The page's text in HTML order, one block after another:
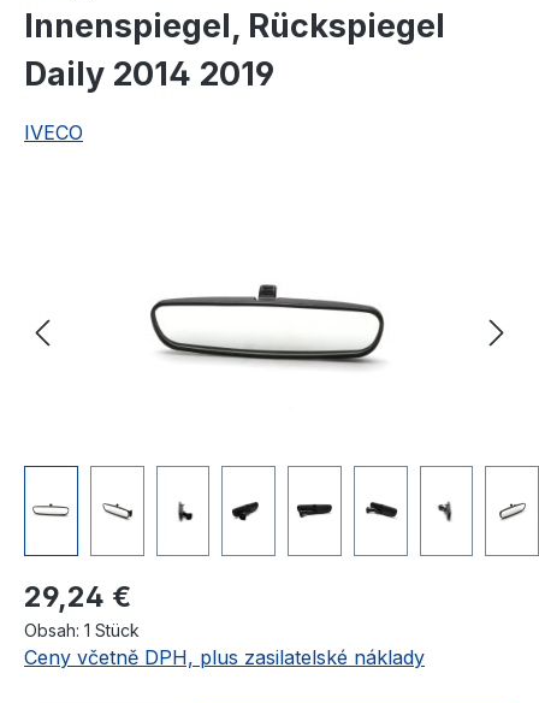
Innenspiegel, Rückspiegel
Daily 2014 2019
IVECO
Běžná cena:
29,24 €
Obsah: 1 Stück
Ceny včetně DPH, plus zasilatelské náklady